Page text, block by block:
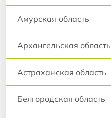
Амурская область
Архангельская область
Астраханская область
Белгородская область